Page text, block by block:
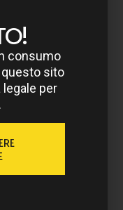
consumo
sito
legale per